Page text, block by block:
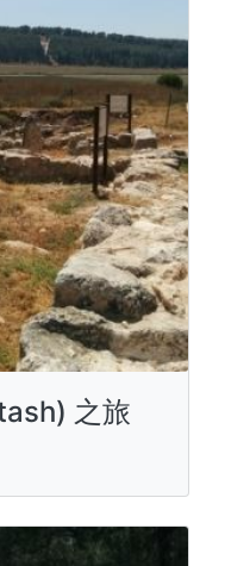
之旅